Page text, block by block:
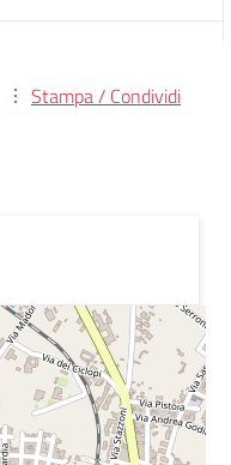
Stampa / Condividi